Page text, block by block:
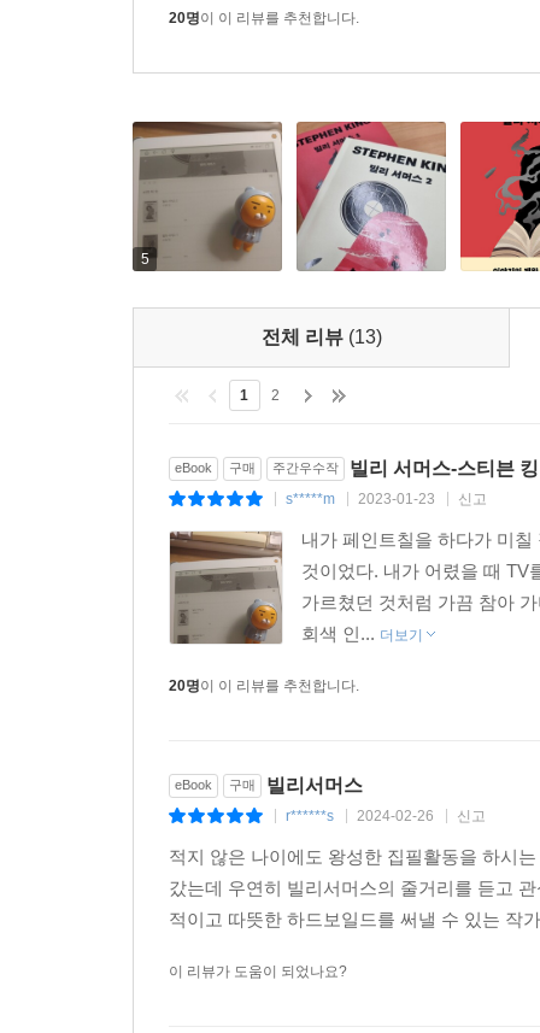
20명이 이 리뷰를 추천합니다.
5
전체 리뷰 (13)
1 2
eBook 구매 주간우수작 빌리 서머스-스티븐 킹
s*****m 2023-01-23 신고
내가 페인트칠을 하다가 미
것이었다. 내가 어렸을 때 TV
가르쳤던 것처럼 가끔 참아
회색 인... 더보기
20명이 이 리뷰를 추천합니다.
eBook 구매 빌리서머스
r******s 2024-02-26 신고
적지 않은 나이에도 왕성한 집필활동을 하시
갔는데 우연히 빌리서머스의 줄거리를 듣고
적이고 따뜻한 하드보일드를 써낼 수 있는 작
이 리뷰가 도움이 되었나요?